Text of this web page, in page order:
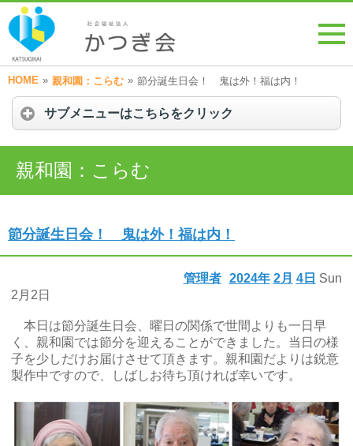
HOME » 親和園：こらむ » 節分誕生日会！ 鬼は外！福は内！
サブメニューはこちらをクリック
親和園：こらむ
節分誕生日会！ 鬼は外！福は内！
2024年 2月 4日 Sun
管理者
2月2日
本日は節分誕生日会、曜日の関係で世間よりも一日早
く、親和園では節分を迎えることができました。当日の様
子を少しだけお届けさせて頂きます。親和園だよりは鋭意
製作中ですので、しばしお待ち頂ければ幸いです。